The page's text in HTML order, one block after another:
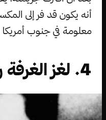
أنه يكون قد فر إلى
معلومة في جنوب
4. لغز الغرفة رقم 1046: